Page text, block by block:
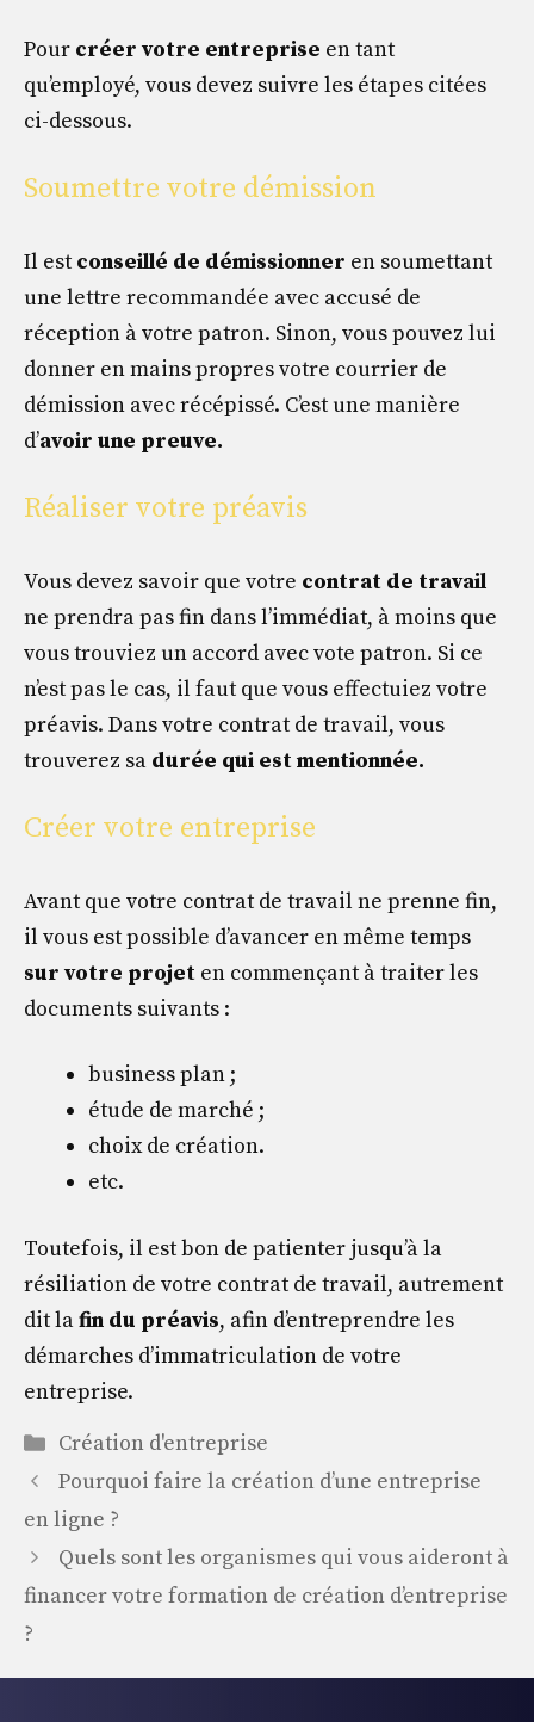
Pour créer votre entreprise en tant
qu’employé, vous devez suivre les étapes citées
ci-dessous.
Soumettre votre démission
Il est conseillé de démissionner en soumettant
une lettre recommandée avec accusé de
réception à votre patron. Sinon, vous pouvez lui
donner en mains propres votre courrier de
démission avec récépissé. C’est une manière
d’avoir une preuve.
Réaliser votre préavis
Vous devez savoir que votre contrat de travail
ne prendra pas fin dans l’immédiat, à moins que
vous trouviez un accord avec vote patron. Si ce
n’est pas le cas, il faut que vous effectuiez votre
préavis. Dans votre contrat de travail, vous
trouverez sa durée qui est mentionnée.
Créer votre entreprise
Avant que votre contrat de travail ne prenne fin,
il vous est possible d’avancer en même temps
sur votre projet en commençant à traiter les
documents suivants :
business plan ;
étude de marché ;
choix de création.
etc.
Toutefois, il est bon de patienter jusqu’à la
résiliation de votre contrat de travail, autrement
dit lafin du préavis, afin d’entreprendre les
démarches d’immatriculation de votre
entreprise.
Catégories
Création d'entreprise
Pourquoi faire la création d’une entreprise
en ligne ?
Quels sont les organismes qui vous aideront à
financer votre formation de création d’entreprise
?